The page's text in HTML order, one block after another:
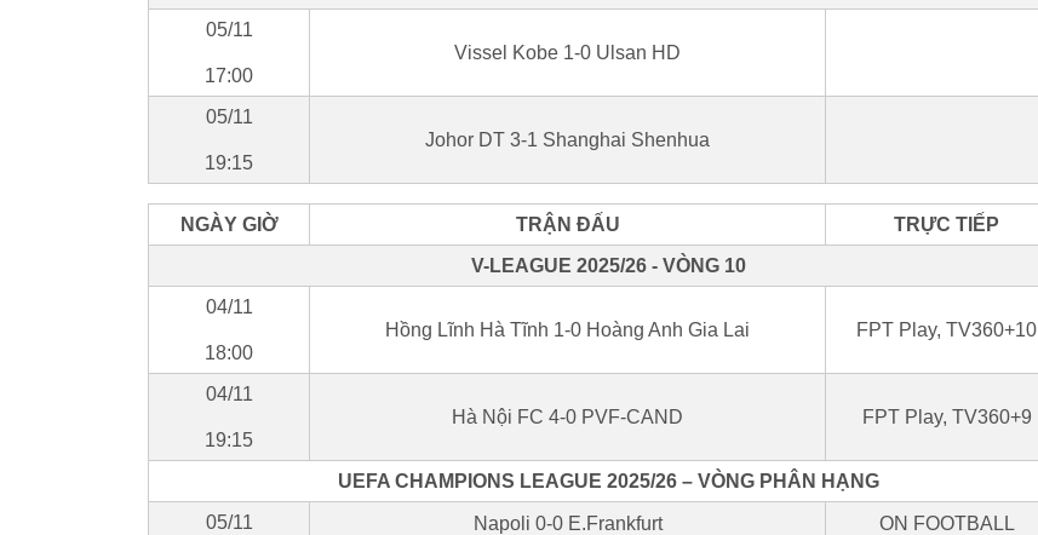
05/11
17:00
Vissel Kobe 1-0 Ulsan HD
05/11
19:15
Johor DT 3-1 Shanghai Shenhua
NGÀY GIỜ TRẬN ĐẤU
TRỰC TIẾP
V-LEAGUE 2025/26 - VÒNG 10
04/11
18:00
Hồng Lĩnh Hà Tĩnh 1-0 Hoàng Anh Gia Lai FPT Play, TV360+10
04/11
19:15
Hà Nội FC 4-0 PVF-CAND FPT Play, TV360+9
UEFA CHAMPIONS LEAGUE 2025/26 – VÒNG PHÂN HẠNG
05/11
Napoli 0-0 E.Frankfurt ON FOOTBALL